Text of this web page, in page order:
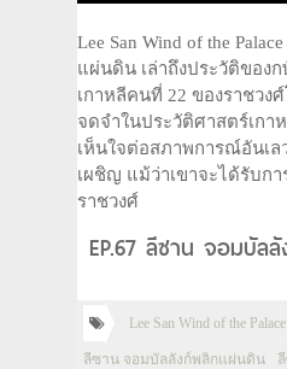
Lee San Wind of the
แผ่นดิน เล่าถึงประวัติของ
เกาหลีคนที่ 22 ของราชวง
จดจำในประวัติศาสตร์เกา
เห็นใจต่อสภาพการณ์อันเล
เผชิญ แม้ว่าเขาจะได้รับกา
ราชวงศ์
EP.67 ลีซาน จอมบัล
Lee San Wind of the Palace
ลีซาน จอมบัลลังก์พลิกแผ่นดิน